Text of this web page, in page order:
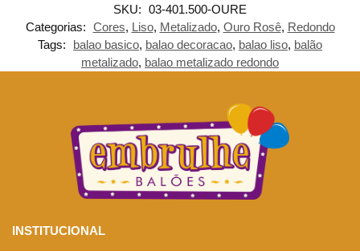
SKU: 03-401.500-OURE
Categorias: Cores, Liso, Metalizado, Ouro Rosê, Redondo
Tags:
balao basico, balao decoracao, balao liso, balão
metalizado, balao metalizado redondo
INSTITUCIONAL